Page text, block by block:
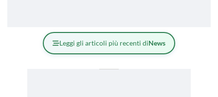
Leggi gli articoli più recenti diNews